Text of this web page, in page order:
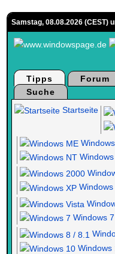
Samstag, 08.08.2026 (CEST)
Tipps Forum
Suche
Startseite
Windows
Windows 7
Windows